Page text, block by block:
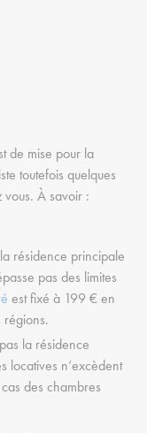
de mise pour la
toutefois quelques
À savoir :
résidence principale
pas des limites
est fixé à 199 € en
la résidence
locatives n’excèdent
des chambres